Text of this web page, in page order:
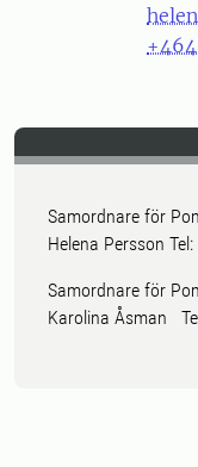
Samordnare för
Helena Persson
Samordnare för
Karolina Åsman